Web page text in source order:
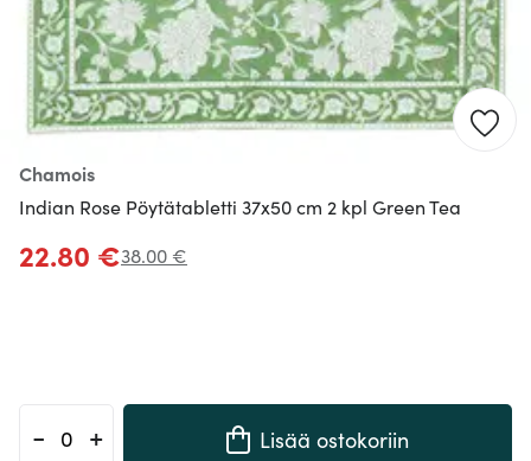
Chamois
Indian Rose Pöytätabletti 37x50 cm 2 kpl Green Tea
22.80 €38.00 €
- + Lisää ostokoriin